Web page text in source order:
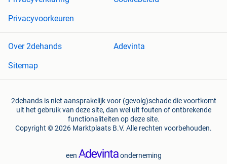
Privacyvoorkeuren
Over 2dehands
Adevinta
Sitemap
2dehands is niet aansprakelijk voor (gevolg)schade die voortkomt
uit het gebruik van deze site, dan wel uit fouten of ontbrekende
functionaliteiten op deze site.
Copyright © 2026 Marktplaats B.V. Alle rechten voorbehouden.
een onderneming